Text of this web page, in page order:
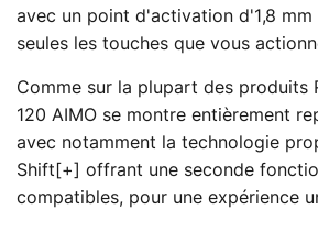
avec un point d'activation d'1,8 mm
seules les touches que vous
Comme sur la plupart des produits
120 AIMO se montre entièrement
avec notamment la technologie
Shift[+] offrant une seconde
compatibles, pour une expérience